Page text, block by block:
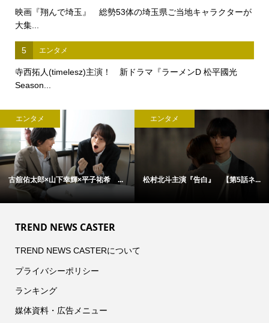
映画『翔んで埼玉』 総勢53体の埼玉県ご当地キャラクターが
大集...
5 エンタメ
寺西拓人(timelesz)主演！ 新ドラマ『ラーメンD 松平國光
Season...
エンタメ
古舘佑太郎×山下幸輝×平子祐希 ...
エンタメ
松村北斗主演『告白』 【第5話ネ...
TREND NEWS CASTER
TREND NEWS CASTERについて
プライバシーポリシー
ランキング
媒体資料・広告メニュー